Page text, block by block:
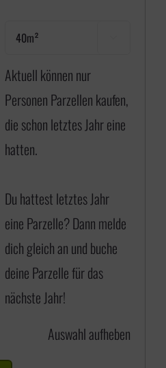
Aktuell können nur
Personen Parzellen kaufen,
die schon letztes Jahr eine
hatten.
Du hattest letztes Jahr
eine Parzelle? Dann melde
dich gleich an und buche
deine Parzelle für das
nächste Jahr!
Auswahl aufheben